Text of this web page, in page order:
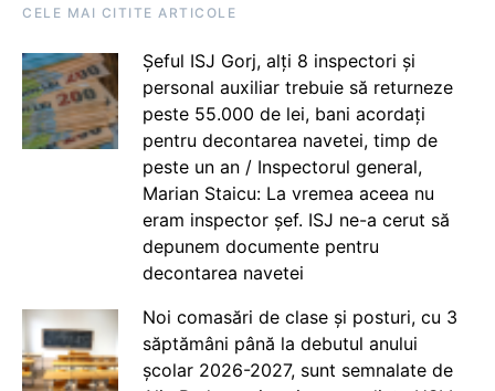
CELE MAI CITITE ARTICOLE
Șeful ISJ Gorj, alți 8 inspectori și
personal auxiliar trebuie să returneze
peste 55.000 de lei, bani acordați
pentru decontarea navetei, timp de
peste un an / Inspectorul general,
Marian Staicu: La vremea aceea nu
eram inspector șef. ISJ ne-a cerut să
depunem documente pentru
decontarea navetei
Noi comasări de clase și posturi, cu 3
săptămâni până la debutul anului
școlar 2026-2027, sunt semnalate de